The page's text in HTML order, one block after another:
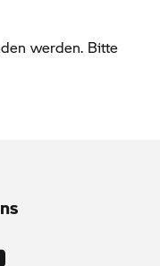
werden. Bitte